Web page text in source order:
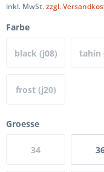
inkl. MwSt.zzgl.
Farbe
black (j08) tahin
frost (j20)
Groesse
34